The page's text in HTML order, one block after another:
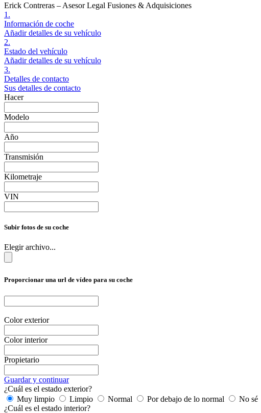
Erick Contreras – Asesor Legal Fusiones & Adquisiciones
1.
Información de coche
Añadir detalles de su vehículo
2.
Estado del vehículo
Añadir detalles de su vehículo
3.
Detalles de contacto
Sus detalles de contacto
Hacer
Modelo
Año
Transmisión
Kilometraje
VIN
Subir fotos de su coche
Elegir archivo...
Proporcionar una url de vídeo para su coche
Color exterior
Color interior
Propietario
Guardar y continuar
¿Cuál es el estado exterior?
Muy limpio
Limpio Normal Por debajo de lo normal
No sé
¿Cuál es el estado interior?